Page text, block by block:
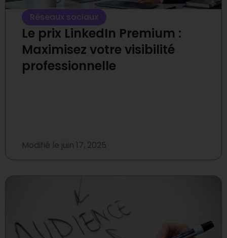
Réseaux sociaux
Le prix LinkedIn Premium :
Maximisez votre visibilité
professionnelle
Modifié le juin 17, 2025